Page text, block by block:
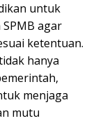
untuk
agar
ketentuan.
hanya
menjaga
mutu